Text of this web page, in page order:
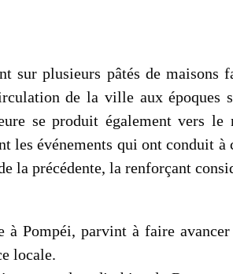
sur plusieurs pâtés de maisons
de la ville aux époques
se produit également vers
événements qui ont conduit à
la précédente, la renforçant
Pompéi, parvint à faire
locale.